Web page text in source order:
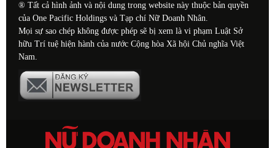
® Tất cả hình ảnh và nội dung trong website này thuộc bản quyền
của One Pacific Holdings và Tạp chí Nữ Doanh Nhân.
Mọi sự sao chép không được phép sẽ bị xem là vi phạm Luật Sở
hữu Trí tuệ hiện hành của nước Cộng hòa Xã hội Chủ nghĩa Việt
Nam.